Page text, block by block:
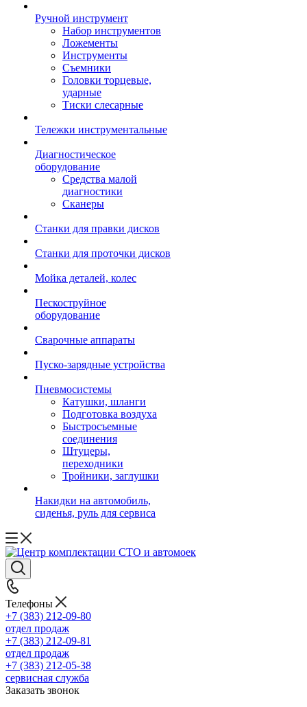
Ручной инструмент
Набор инструментов
Ложементы
Инструменты
Съемники
Головки торцевые,
ударные
Тиски слесарные
Тележки инструментальные
Диагностическое
оборудование
Средства малой
диагностики
Сканеры
Станки для правки дисков
Станки для проточки дисков
Мойка деталей, колес
Пескоструйное
оборудование
Сварочные аппараты
Пуско-зарядные устройства
Пневмосистемы
Катушки, шланги
Подготовка воздуха
Быстросъемные
соединения
Штуцеры,
переходники
Тройники, заглушки
Накидки на автомобиль,
сиденья, руль для сервиса
Телефоны
+7 (383) 212-09-80
отдел продаж
+7 (383) 212-09-81
отдел продаж
+7 (383) 212-05-38
сервисная служба
Заказать звонок